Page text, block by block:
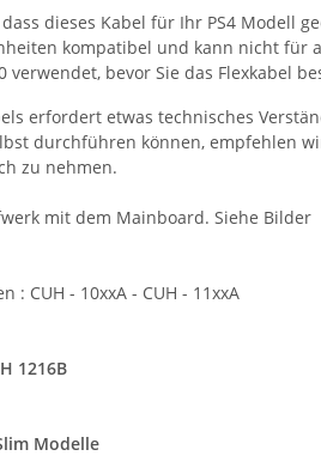
dieses Kabel für Ihr PS4 Modell
kompatibel und kann nicht für
verwendet, bevor Sie das Flexkabel
erfordert etwas technisches
durchführen können, empfehlen
zu nehmen.
mit dem Mainboard. Siehe Bilder
: CUH - 10xxA - CUH - 11xxA
1216B
Modelle